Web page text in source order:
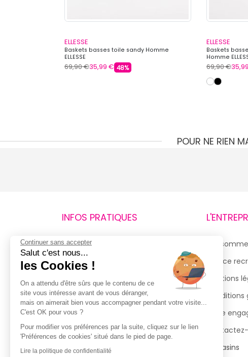
ELLESSE
Baskets basses toile sandy Homme
ELLESSE
69,90 €35,99 € 48%
ELLESSE
Baskets
Homme
69,90 €
POUR NE RIEN
INFOS PRATIQUES
Retours et remboursements
Suivi de commande
Livraisons
Guide des tailles
Politique de confidentialité
Conditions générales d’utilisation
de la Carte de Fidélité
Qui
Espace
Mentions
Notre
Magasins
Continuer sans accepter
Salut c'est nous...
les Cookies !
On a attendu d'être sûrs que le contenu de ce
site vous intéresse avant de vous déranger,
mais on aimerait bien vous accompagner pendant votre visite...
C'est OK pour vous ?
Pour modifier vos préférences par la suite, cliquez sur le lien
'Préférences de cookies' situé dans le pied de page.
Lire la politique de confidentialité